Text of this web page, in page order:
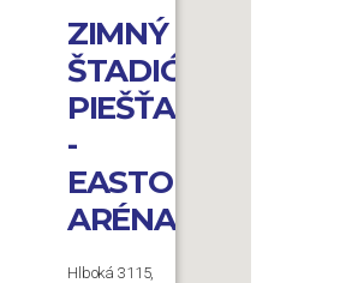
ZIMNÝ
ŠTADIÓN
PIEŠŤANY
-
EASTON
ARÉNA
Hlboká 3115,